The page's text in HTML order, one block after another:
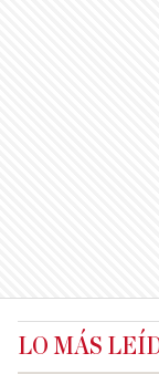
LO MÁS